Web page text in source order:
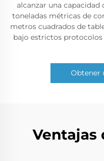
alcanzar una capacidad
toneladas métricas de
metros cuadrados de
bajo estrictos protocolos
Obtener
Ventajas